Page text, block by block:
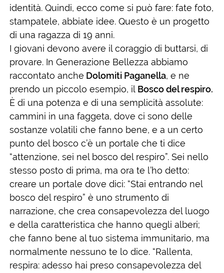
identità. Quindi, ecco come si può fare: fate foto,
stampatele, abbiate idee. Questo è un progetto
di una ragazza di 19 anni.
I giovani devono avere il coraggio di buttarsi, di
provare. In Generazione Bellezza abbiamo
raccontato anche Dolomiti Paganella, e ne
prendo un piccolo esempio, il Bosco del respiro.
È di una potenza e di una semplicità assolute:
cammini in una faggeta, dove ci sono delle
sostanze volatili che fanno bene, e a un certo
punto del bosco c’è un portale che ti dice
“attenzione, sei nel bosco del respiro”. Sei nello
stesso posto di prima, ma ora te l’ho detto:
creare un portale dove dici: “Stai entrando nel
bosco del respiro” è uno strumento di
narrazione, che crea consapevolezza del luogo
e della caratteristica che hanno quegli alberi;
che fanno bene al tuo sistema immunitario, ma
normalmente nessuno te lo dice. “Rallenta,
respira: adesso hai preso consapevolezza del